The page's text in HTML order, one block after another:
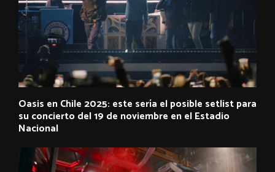
Oasis en Chile 2025: este sería el posible setlist para
su concierto del 19 de noviembre en el Estadio
Nacional